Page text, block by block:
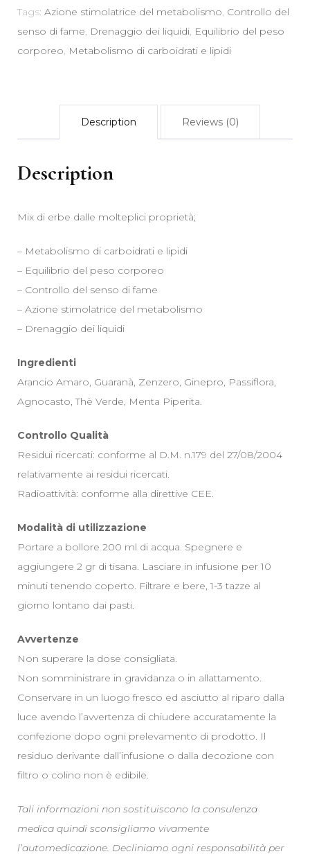
Drenante
Metabolismo
quantity
Tags: Azione stimolatrice del metabolismo, Controllo del
senso di fame, Drenaggio dei liquidi, Equilibrio del peso
corporeo, Metabolismo di carboidrati e lipidi
Description Reviews (0)
Description
Mix di erbe dalle molteplici proprietà;
– Metabolismo di carboidrati e lipidi
– Equilibrio del peso corporeo
– Controllo del senso di fame
– Azione stimolatrice del metabolismo
– Drenaggio dei liquidi
Ingredienti
Arancio Amaro, Guaranà, Zenzero, Ginepro, Passiflora,
Agnocasto, Thè Verde, Menta Piperita.
Controllo Qualità
Residui ricercati: conforme al D.M. n.179 del 27/08/2004
relativamente ai residui ricercati.
Radioattività: conforme alla direttive CEE.
Modalità di utilizzazione
Portare a bollore 200 ml di acqua. Spegnere e
aggiungere 2 gr di tisana. Lasciare in infusione per 10
minuti tenendo coperto. Filtrare e bere, 1-3 tazze al
giorno lontano dai pasti.
Avvertenze
Non superare la dose consigliata.
Non somministrare in gravidanza o in allattamento.
Conservare in un luogo fresco ed asciutto al riparo dalla
luce avendo l’avvertenza di chiudere accuratamente la
confezione dopo ogni prelevamento di prodotto. Il
residuo derivante dall’infusione o dalla decozione con
filtro o colino non è edibile.
Tali informazioni non sostituiscono la consulenza
medica quindi sconsigliamo vivamente
l’automedicazione. Decliniamo ogni responsabilità per